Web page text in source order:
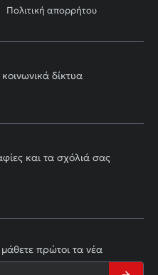
Πολιτική απορρήτου
δίκτυα
και τα σχόλιά σας
πρώτοι τα νέα